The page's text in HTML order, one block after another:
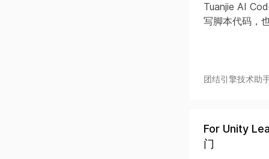
Tuanjie AI
写脚本代码，
团结引擎技术助
For Unity
门